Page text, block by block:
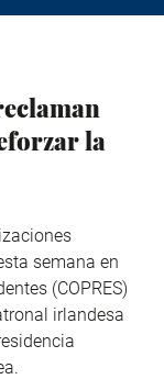
la
semana en
(COPRES)
irlandesa